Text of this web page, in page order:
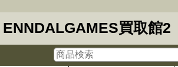
ENNDALGAMES買取館2